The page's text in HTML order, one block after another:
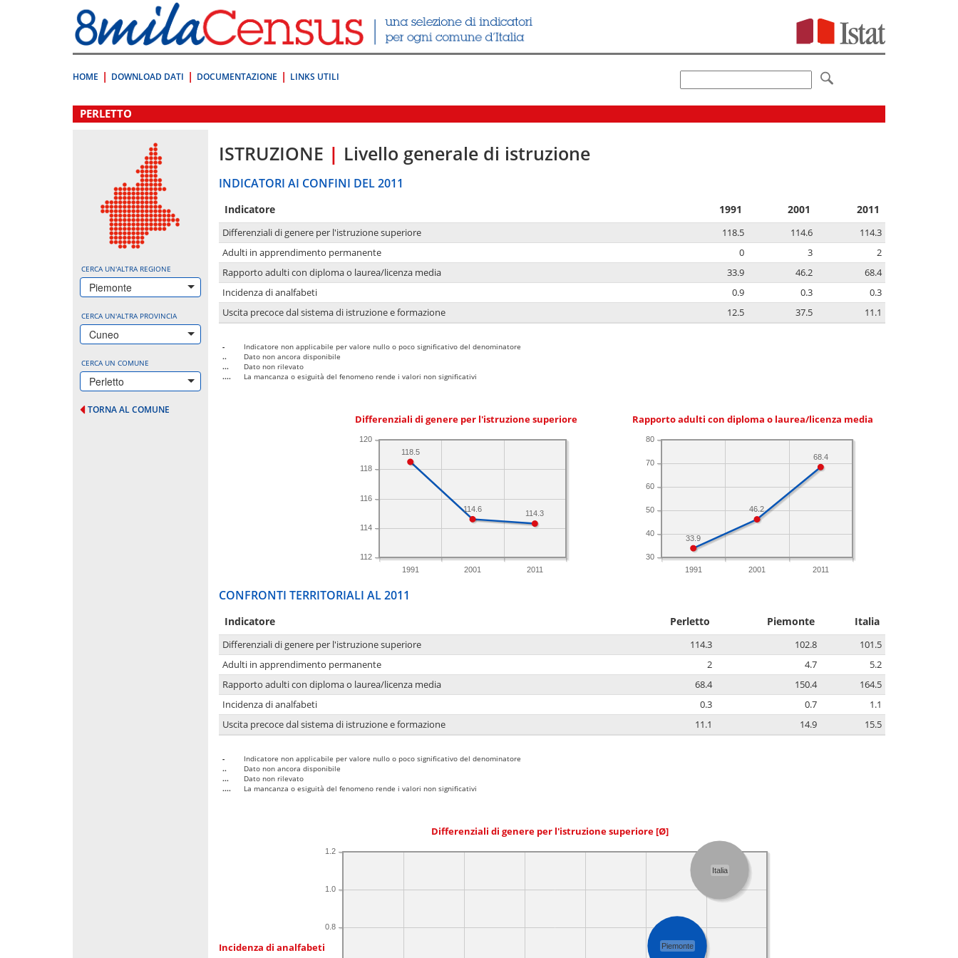
direttamente
a:
Contenuto
HOME DOWNLOAD DATI DOCUMENTAZIONE LINKS UTILI
.
PERLETTO
CERCA UN'ALTRA REGIONE
Piemonte
CERCA UN'ALTRA PROVINCIA
Cuneo
CERCA UN COMUNE
Perletto
TORNA AL COMUNE
ISTRUZIONE | Livello generale di istruzione
INDICATORI AI CONFINI DEL 2011
Indicatore 1991 2001 2011
Differenziali di genere per l'istruzione superiore 118.5 114.6
114.3
Adulti in apprendimento permanente
0 3
2
Rapporto adulti con diploma o laurea/licenza media
33.9 46.2
68.4
Incidenza di analfabeti
0.9 0.3
0.3
Uscita precoce dal sistema di istruzione e formazione
12.5 37.5 11.1
-
Indicatore non applicabile per valore nullo o poco significativo del denominatore
..
Dato non ancora disponibile
...
Dato non rilevato
....
La mancanza o esiguità del fenomeno rende i valori non significativi
Differenziali di genere per l'istruzione superiore
1991 2001 2011
112
114
116
118
120
114.3
114.6
118.5
Rapporto adulti con diploma o laurea/licenza media
1991 2001 2011
30
40
50
60
70
80
68.4
46.2
33.9
CONFRONTI TERRITORIALI AL 2011
Indicatore Perletto Piemonte Italia
Differenziali di genere per l'istruzione superiore 114.3 102.8
101.5
Adulti in apprendimento permanente
2 4.7
5.2
Rapporto adulti con diploma o laurea/licenza media
68.4 150.4
164.5
Incidenza di analfabeti
0.3 0.7
1.1
Uscita precoce dal sistema di istruzione e formazione
11.1 14.9 15.5
-
Indicatore non applicabile per valore nullo o poco significativo del denominatore
..
Dato non ancora disponibile
...
Dato non rilevato
....
La mancanza o esiguità del fenomeno rende i valori non significativi
Differenziali di genere per l'istruzione superiore [Ø]
Incidenza di analfabeti
0.8
1.0
1.2
Piemonte
Italia